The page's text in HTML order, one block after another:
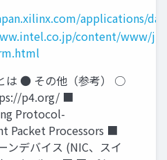
applications/
content/www/
は ● その他（参考） ○
p4.org/ ■
Protocol-
Packet Processors ■
ンデバイス (NIC、スイ